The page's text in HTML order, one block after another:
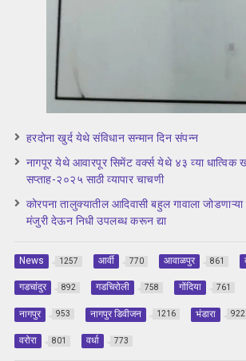
हरदोना खुर्द येथे संविधान सन्मान दिन संपन्न
नागपूर येथे आवारपूर सिमेंट वर्क्स येथे ४३ व्या धात्विक
सप्ताह-२०२५ साठी व्यापार चाचणी
कोरपना तालुक्यातील आदिवासी बहुल गावाला
मंजुरी देऊन निधी उपलब्ध करून द्या
News 1257 आर्वी 770 आवाळपुर 861
गडचांदुर 892 गडचिरोली 758 गोंदिया 761
नागपुर 953 नागपुर डिवीजन 1216 भंडारा 922
वरोरा 801 वर्धा 773